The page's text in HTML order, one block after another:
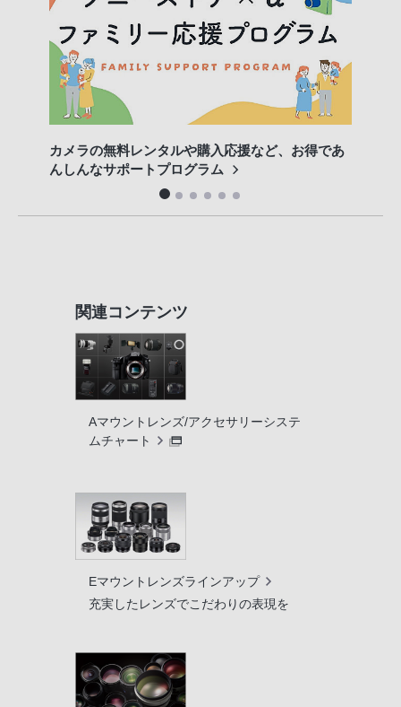
カメラの無料レンタルや購入応援など、お得であ
んしんなサポートプログラム
関連コンテンツ
Aマウントレンズ/アクセサリーシステ
ムチャート
Eマウントレンズラインアップ
充実したレンズでこだわりの表現を